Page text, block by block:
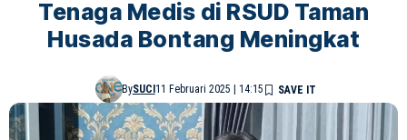
Tenaga Medis di RSUD Taman
Husada Bontang Meningkat
BySUCI11 Februari 2025 | 14:15